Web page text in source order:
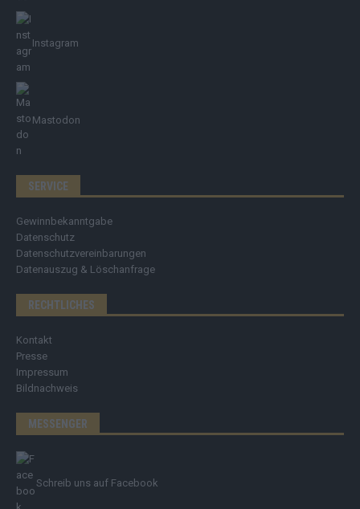
Instagram
Mastodon
SERVICE
Gewinnbekanntgabe
Datenschutz
Datenschutzvereinbarungen
Datenauszug & Löschanfrage
RECHTLICHES
Kontakt
Presse
Impressum
Bildnachweis
MESSENGER
Schreib uns auf Facebook